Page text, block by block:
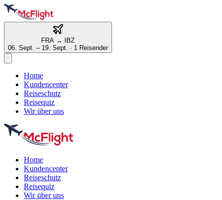
FRA →
IBZ
06. Sept. – 19. Sept. · 1 Reisender
Home
Kundencenter
Reiseschutz
Reisequiz
Wir über uns
Home
Kundencenter
Reiseschutz
Reisequiz
Wir über uns